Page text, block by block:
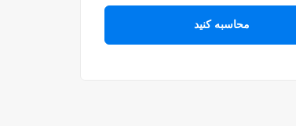
محاسبه کنید